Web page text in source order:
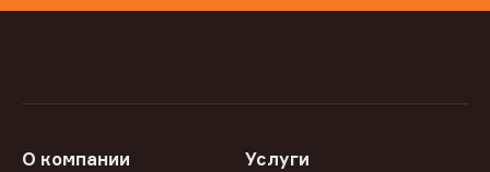
О компании Услуги